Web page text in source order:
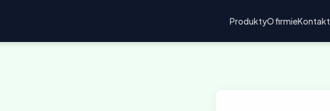
ProduktyO firmieKontakt